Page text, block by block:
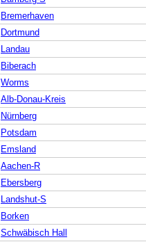
Bremerhaven
Dortmund
Landau
Biberach
Worms
Alb-Donau-Kreis
Nürnberg
Potsdam
Emsland
Aachen-R
Ebersberg
Landshut-S
Borken
Schwäbisch Hall